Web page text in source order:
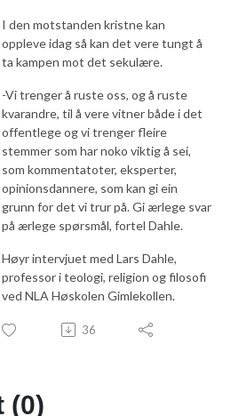
I den motstanden kristne kan
oppleve idag så kan det vere tungt å
ta kampen mot det sekulære.
-Vi trenger å ruste oss, og å ruste
kvarandre, til å vere vitner både i det
offentlege og vi trenger fleire
stemmer som har noko viktig å sei,
som kommentatoter, eksperter,
opinionsdannere, som kan gi ein
grunn for det vi trur på. Gi ærlege svar
på ærlege spørsmål, fortel Dahle.
Høyr intervjuet med Lars Dahle,
professor i teologi, religion og filosofi
ved NLA Høskolen Gimlekollen.
36
(0)